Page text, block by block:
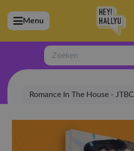
(Artiesten)
(Merchandise)
(Exclusive)
(Winkel)
Menu
Zoeken
Romance In The House -